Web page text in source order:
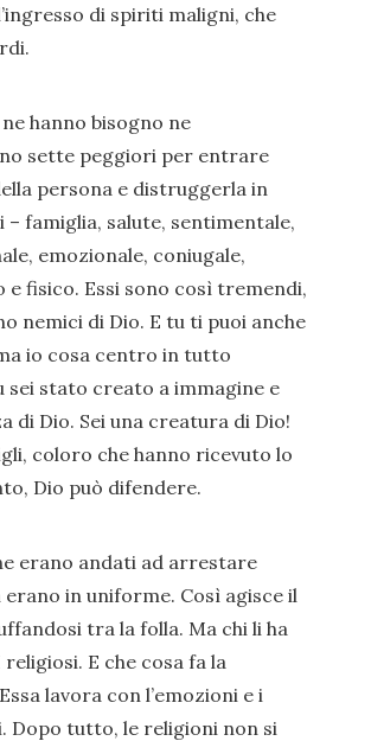
di spiriti maligni, che
hanno bisogno ne
sette peggiori per entrare
persona e distruggerla in
– famiglia, salute, sentimentale,
emozionale, coniugale,
e fisico. Essi sono così tremendi,
nemici di Dio. E tu ti puoi anche
io cosa centro in tutto
sei stato creato a immagine e
di Dio. Sei una creatura di Dio!
coloro che hanno ricevuto lo
Dio può difendere.
erano andati ad arrestare
in uniforme. Così agisce il
tra la folla. Ma chi li ha
E che cosa fa la
lavora con l’emozioni e i
Dopo tutto, le religioni non si